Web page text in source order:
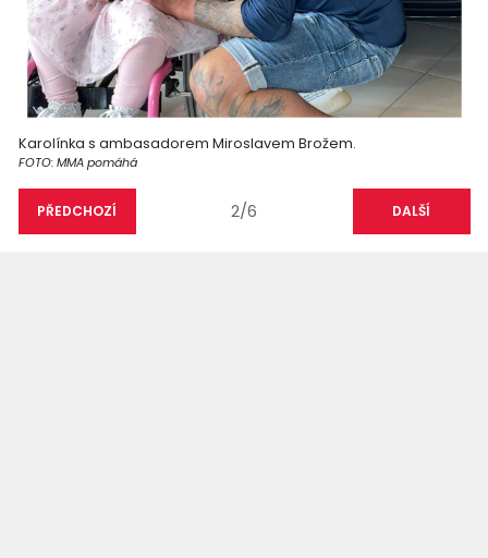
Karolínka s ambasadorem Miroslavem Brožem.
FOTO: MMA pomáhá
PŘEDCHOZÍ 2/6 DALŠÍ